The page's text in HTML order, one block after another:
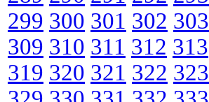
299 300 301 302 303
309 310 311 312 313
319 320 321 322 323